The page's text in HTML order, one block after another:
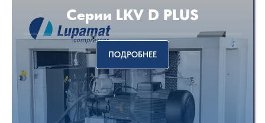
Серии LKV D PLUS
ПОДРОБНЕЕ